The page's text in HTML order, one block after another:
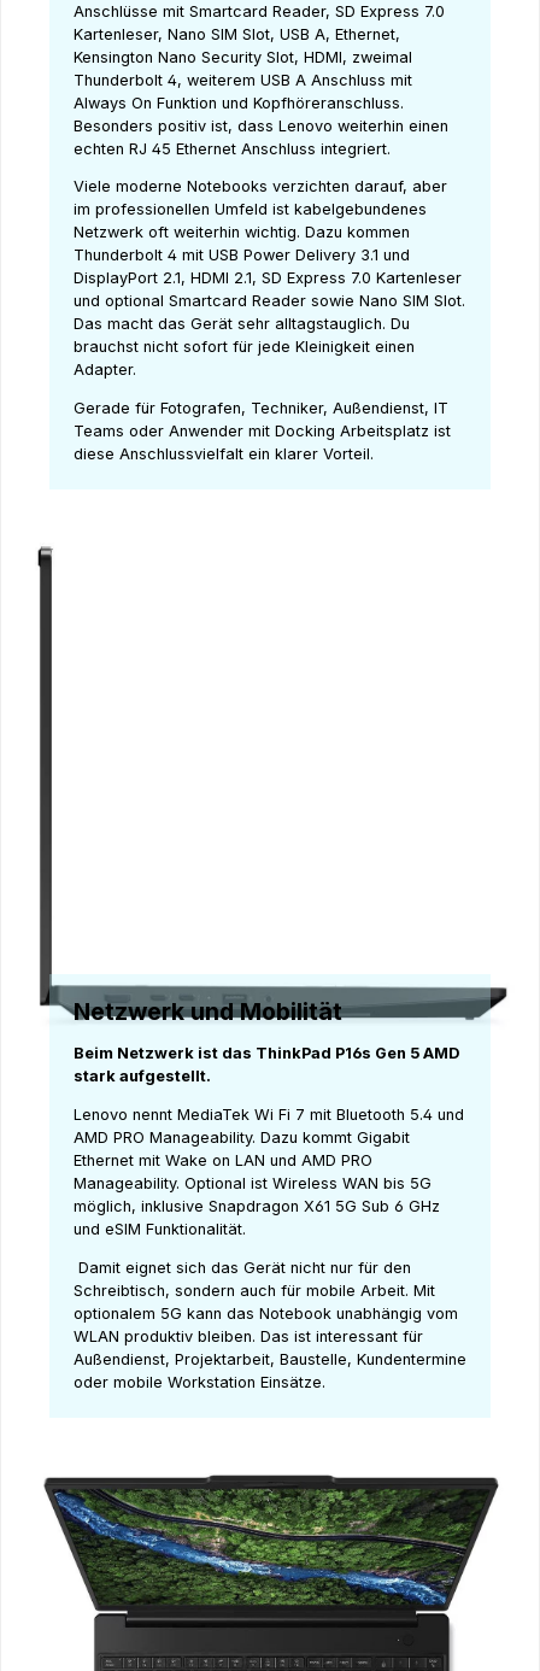
Anschlüsse mit Smartcard Reader, SD Express 7.0
Kartenleser, Nano SIM Slot, USB A, Ethernet,
Kensington Nano Security Slot, HDMI, zweimal
Thunderbolt 4, weiterem USB A Anschluss mit
Always On Funktion und Kopfhöreranschluss.
Besonders positiv ist, dass Lenovo weiterhin einen
echten RJ 45 Ethernet Anschluss integriert.
Viele moderne Notebooks verzichten darauf, aber
im professionellen Umfeld ist kabelgebundenes
Netzwerk oft weiterhin wichtig. Dazu kommen
Thunderbolt 4 mit USB Power Delivery 3.1 und
DisplayPort 2.1, HDMI 2.1, SD Express 7.0 Kartenleser
und optional Smartcard Reader sowie Nano SIM Slot.
Das macht das Gerät sehr alltagstauglich. Du
brauchst nicht sofort für jede Kleinigkeit einen
Adapter.
Gerade für Fotografen, Techniker, Außendienst, IT
Teams oder Anwender mit Docking Arbeitsplatz ist
diese Anschlussvielfalt ein klarer Vorteil.
Netzwerk und Mobilität
Beim Netzwerk ist das ThinkPad P16s Gen 5 AMD
stark aufgestellt.
Lenovo nennt MediaTek Wi Fi 7 mit Bluetooth 5.4 und
AMD PRO Manageability. Dazu kommt Gigabit
Ethernet mit Wake on LAN und AMD PRO
Manageability. Optional ist Wireless WAN bis 5G
möglich, inklusive Snapdragon X61 5G Sub 6 GHz
und eSIM Funktionalität.
Damit eignet sich das Gerät nicht nur für den
Schreibtisch, sondern auch für mobile Arbeit. Mit
optionalem 5G kann das Notebook unabhängig vom
WLAN produktiv bleiben. Das ist interessant für
Außendienst, Projektarbeit, Baustelle, Kundentermine
oder mobile Workstation Einsätze.